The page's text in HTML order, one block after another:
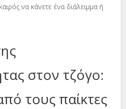
να κάνετε ένα διάλειμμα ή
στον τζόγο:
τους παίκτες